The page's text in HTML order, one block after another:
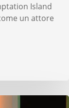
Island
un attore